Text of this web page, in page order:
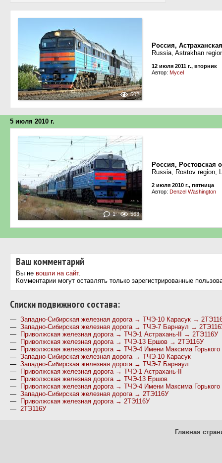
502
Россия,
Russia, Astrakhan
12 июля 2011 г., вторник
Автор: Mycel
5 июля 2010 г.
1 563
Россия, Ростовская
Russia, Rostov region,
2 июля 2010 г., пятница
Автор: Denzel Washington
Ваш комментарий
Вы не вошли на сайт.
Комментарии могут оставлять только зарегистрированные
Cписки подвижного состава:
— Западно-Сибирская железная дорога → ТЧЭ-10 Карасук →
— Западно-Сибирская железная дорога → ТЧЭ-7 Барнаул →
—
Приволжская железная дорога → ТЧЭ-1 Астрахань-II → 2ТЭ116У
—
Приволжская железная дорога → ТЧЭ-13 Ершов → 2ТЭ116У
—
Приволжская железная дорога → ТЧЭ-4 Имени Максима
— Западно-Сибирская железная дорога → ТЧЭ-10 Карасук
— Западно-Сибирская железная дорога → ТЧЭ-7 Барнаул
—
Приволжская железная дорога → ТЧЭ-1 Астрахань-II
—
Приволжская железная дорога → ТЧЭ-13 Ершов
—
Приволжская железная дорога → ТЧЭ-4 Имени Максима Горького
— Западно-Сибирская железная дорога → 2ТЭ116У
—
Приволжская железная дорога → 2ТЭ116У
— 2ТЭ116У
Главная